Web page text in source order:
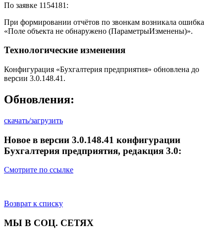
По заявке 1154181:
При формировании отчётов по звонкам возникала ошибка
«Поле объекта не обнаружено (ПараметрыИзменены)».
Технологические изменения
Конфигурация «Бухгалтерия предприятия» обновлена до
версии 3.0.148.41.
Обновления:
скачать/загрузить
Новое в версии 3.0.148.41 конфигурации
Бухгалтерия предприятия, редакция 3.0:
Смотрите по ссылке
Возврат к списку
МЫ В СОЦ. СЕТЯХ